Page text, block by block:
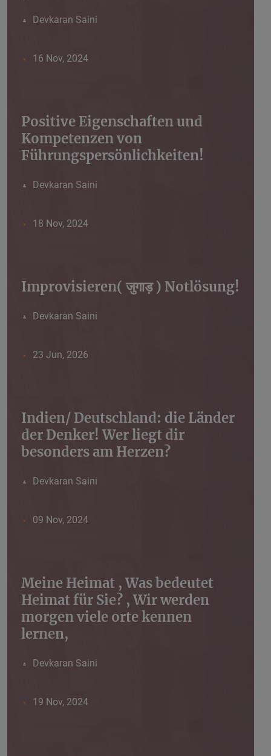
Devkaran Saini
16 Nov, 2024
Positive Eigenschaften und
Kompetenzen von
Führungspersönlichkeiten!
Devkaran Saini
18 Nov, 2024
Improvisieren( जुगाड़ ) Notlösung!
Devkaran Saini
23 Jun, 2026
Indien/ Deutschland: die Länder
der Denker! Wer liegt dir
besonders am Herzen?
Devkaran Saini
09 Nov, 2024
Meine Heimat , Was bedeutet
Heimat für Sie? , Wir werden
morgen viele orte kennen
lernen,
Devkaran Saini
19 Nov, 2024